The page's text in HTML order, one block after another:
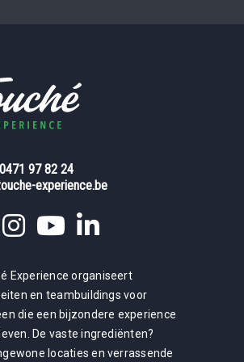
97 82 24
experience.be
Experience organiseert
en teambuildings voor
die een bijzondere experience
De vaste ingrediënten?
locaties en verrassende